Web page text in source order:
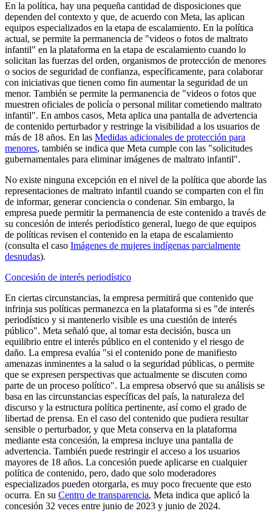
En la política, hay una pequeña cantidad de disposiciones que
dependen del contexto y que, de acuerdo con Meta, las aplican
equipos especializados en la etapa de escalamiento. En la política
actual, se permite la permanencia de "videos o fotos de maltrato
infantil" en la plataforma en la etapa de escalamiento cuando lo
solicitan las fuerzas del orden, organismos de protección de menores
o socios de seguridad de confianza, específicamente, para colaborar
con iniciativas que tienen como fin aumentar la seguridad de un
menor. También se permite la permanencia de "videos o fotos que
muestren oficiales de policía o personal militar cometiendo maltrato
infantil". En ambos casos, Meta aplica una pantalla de advertencia
de contenido perturbador y restringe la visibilidad a los usuarios de
más de 18 años. En las Medidas adicionales de protección para
menores, también se indica que Meta cumple con las "solicitudes
gubernamentales para eliminar imágenes de maltrato infantil".
No existe ninguna excepción en el nivel de la política que aborde las
representaciones de maltrato infantil cuando se comparten con el fin
de informar, generar conciencia o condenar. Sin embargo, la
empresa puede permitir la permanencia de este contenido a través de
su concesión de interés periodístico general, luego de que equipos
de políticas revisen el contenido en la etapa de escalamiento
(consulta el caso Imágenes de mujeres indígenas parcialmente
desnudas).
Concesión de interés periodístico
En ciertas circunstancias, la empresa permitirá que contenido que
infrinja sus políticas permanezca en la plataforma si es "de interés
periodístico y si mantenerlo visible es una cuestión de interés
público". Meta señaló que, al tomar esta decisión, busca un
equilibrio entre el interés público en el contenido y el riesgo de
daño. La empresa evalúa "si el contenido pone de manifiesto
amenazas inminentes a la salud o la seguridad públicas, o permite
que se expresen perspectivas que actualmente se discuten como
parte de un proceso político". La empresa observó que su análisis se
basa en las circunstancias específicas del país, la naturaleza del
discurso y la estructura política pertinente, así como el grado de
libertad de prensa. En el caso del contenido que pudiera resultar
sensible o perturbador, y que Meta conserva en la plataforma
mediante esta concesión, la empresa incluye una pantalla de
advertencia. También puede restringir el acceso a los usuarios
mayores de 18 años. La concesión puede aplicarse en cualquier
política de contenido, pero, dado que solo moderadores
especializados pueden otorgarla, es muy poco frecuente que esto
ocurra. En su Centro de transparencia, Meta indica que aplicó la
concesión 32 veces entre junio de 2023 y junio de 2024.